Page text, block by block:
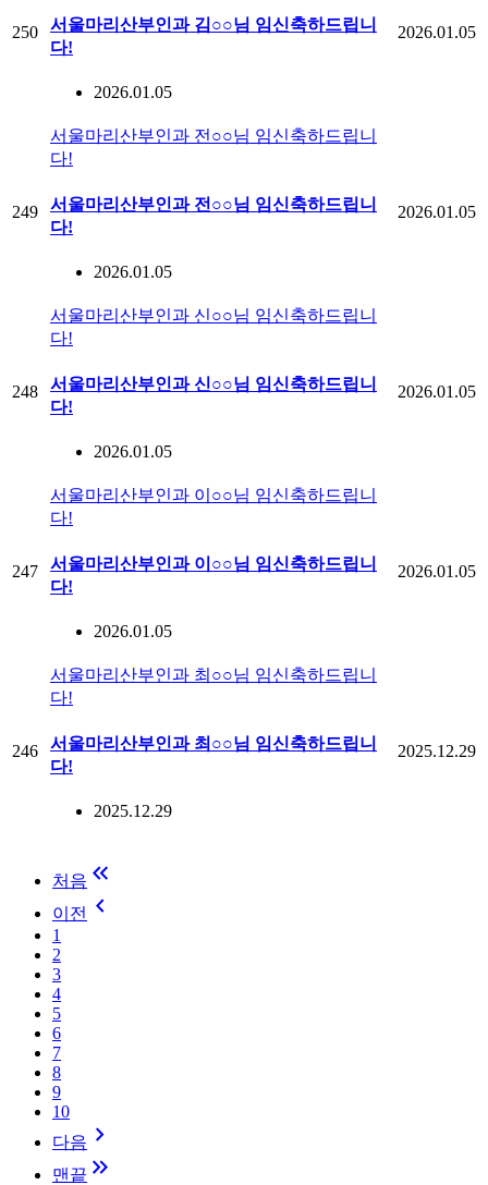
250
서울마리산부인과 김○○님 임신축하드립니
다!
2026.01.05
2026.01.05
249
서울마리산부인과 전○○님 임신축하드립니
다!
서울마리산부인과 전○○님 임신축하드립니
다!
2026.01.05
2026.01.05
248
서울마리산부인과 신○○님 임신축하드립니
다!
서울마리산부인과 신○○님 임신축하드립니
다!
2026.01.05
2026.01.05
247
서울마리산부인과 이○○님 임신축하드립니
다!
서울마리산부인과 이○○님 임신축하드립니
다!
2026.01.05
2026.01.05
246
서울마리산부인과 최○○님 임신축하드립니
다!
서울마리산부인과 최○○님 임신축하드립니
다!
2025.12.29
2025.12.29
처음 keyboard_double_arrow_left
이전 keyboard_arrow_left
1
2
3
4
5
6
7
8
9
10
다음 keyboard_arrow_right
맨끝 keyboard_double_arrow_right